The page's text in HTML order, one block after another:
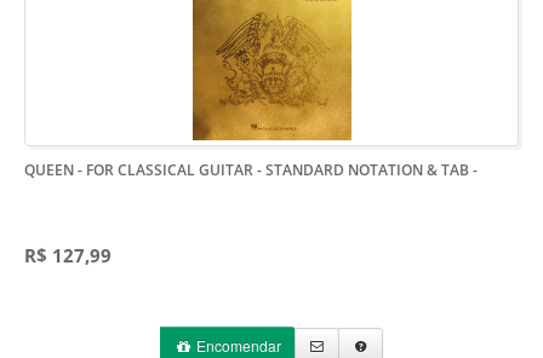
QUEEN - FOR CLASSICAL GUITAR - STANDARD NOTATION & TAB-
R$ 127,99
Encomendar